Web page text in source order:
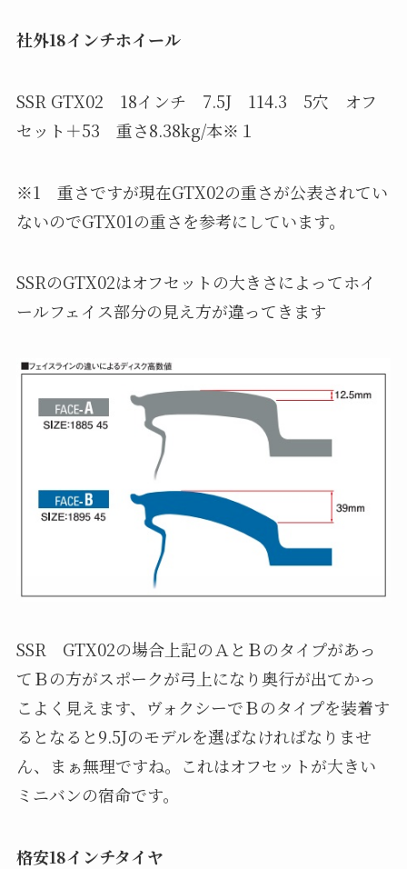
社外18インチホイール
SSR GTX02 18インチ 7.5J 114.3 5穴 オフ
セット＋53 重さ8.38kg/本※１
※1 重さですが現在GTX02の重さが公表されてい
ないのでGTX01の重さを参考にしています。
SSRのGTX02はオフセットの大きさによってホイ
ールフェイス部分の見え方が違ってきます
SSR GTX02の場合上記のＡとＢのタイプがあっ
てＢの方がスポークが弓上になり奥行が出てかっ
こよく見えます、ヴォクシーでＢのタイプを装着す
るとなると9.5Jのモデルを選ばなければなりませ
ん、まぁ無理ですね。これはオフセットが大きい
ミニバンの宿命です。
格安18インチタイヤ